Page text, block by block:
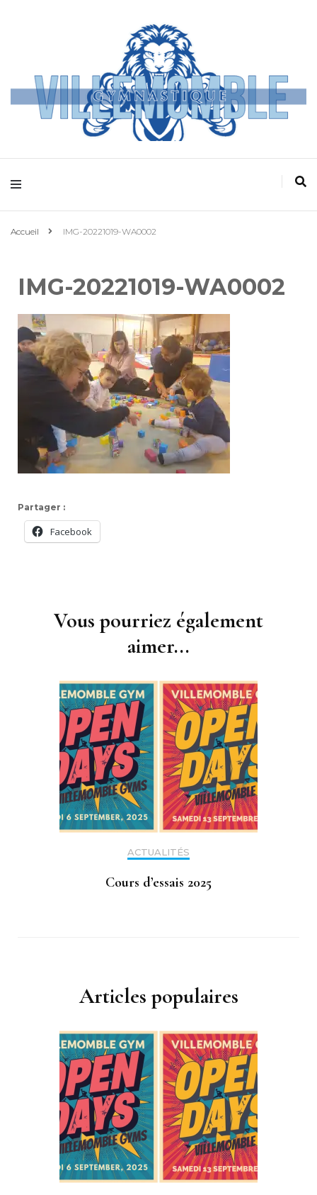
Villemomble
Gymnastique
Accueil IMG-20221019-WA0002
IMG-20221019-WA0002
Partager :
Facebook
Vous pourriez également
aimer...
ACTUALITÉS
Cours d’essais 2025
Articles populaires